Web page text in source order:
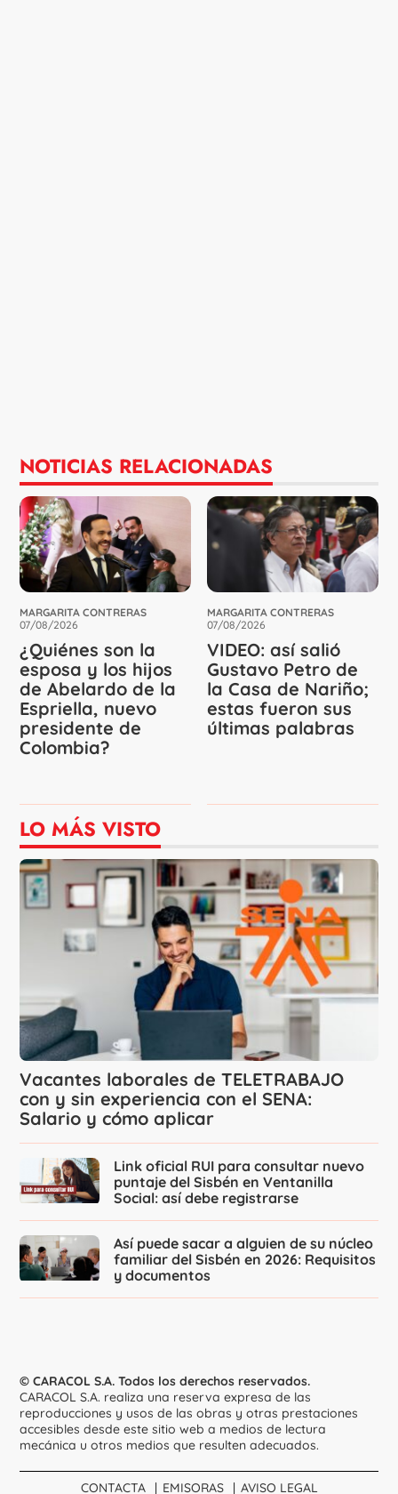
NOTICIAS RELACIONADAS
MARGARITA CONTRERAS
07/08/2026
¿Quiénes son la
esposa y los hijos
de Abelardo de la
Espriella, nuevo
presidente de
Colombia?
MARGARITA CONTRERAS
07/08/2026
VIDEO: así salió
Gustavo Petro de
la Casa de Nariño;
estas fueron sus
últimas palabras
LO MÁS VISTO
Vacantes laborales de TELETRABAJO
con y sin experiencia con el SENA:
Salario y cómo aplicar
Link oficial RUI para consultar nuevo
puntaje del Sisbén en Ventanilla
Social: así debe registrarse
Así puede sacar a alguien de su núcleo
familiar del Sisbén en 2026: Requisitos
y documentos
© CARACOL S.A. Todos los derechos reservados.
CARACOL S.A. realiza una reserva expresa de las
reproducciones y usos de las obras y otras prestaciones
accesibles desde este sitio web a medios de lectura
mecánica u otros medios que resulten adecuados.
CONTACTA EMISORAS AVISO LEGAL